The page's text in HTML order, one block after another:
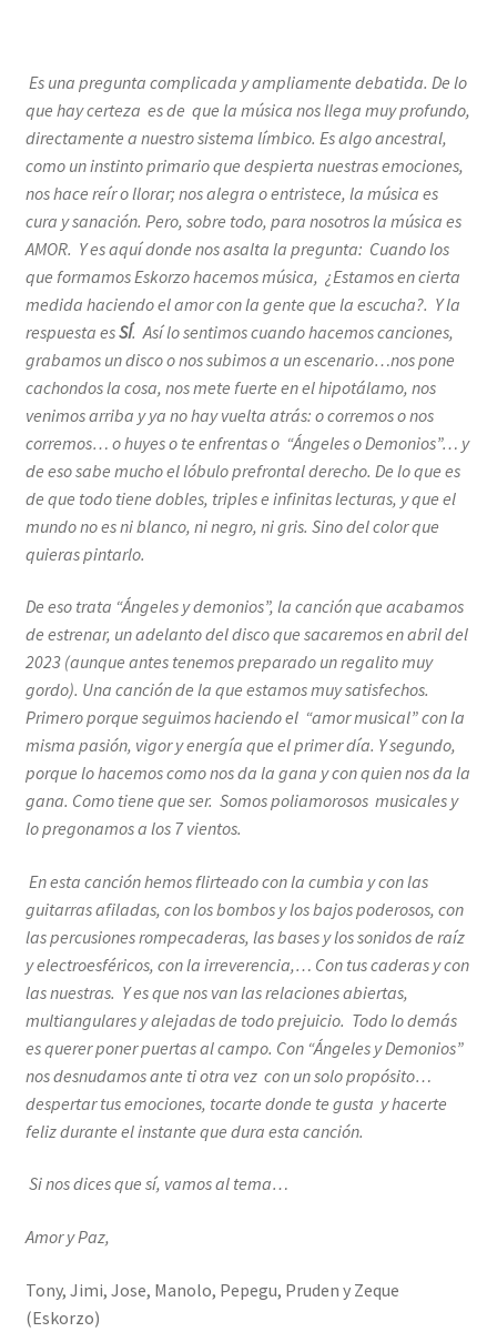
Es una pregunta complicada y ampliamente debatida. De lo
que hay certeza es de que la música nos llega muy profundo,
directamente a nuestro sistema límbico. Es algo ancestral,
como un instinto primario que despierta nuestras emociones,
nos hace reír o llorar; nos alegra o entristece, la música es
cura y sanación. Pero, sobre todo, para nosotros la música es
AMOR. Y es aquí donde nos asalta la pregunta: Cuando los
que formamos Eskorzo hacemos música, ¿Estamos en cierta
medida haciendo el amor con la gente que la escucha?. Y la
respuesta esSÍ. Así lo sentimos cuando hacemos canciones,
grabamos un disco o nos subimos a un escenario…nos pone
cachondos la cosa, nos mete fuerte en el hipotálamo, nos
venimos arriba y ya no hay vuelta atrás: o corremos o nos
corremos… o huyes o te enfrentas o “Ángeles o Demonios”… y
de eso sabe mucho el lóbulo prefrontal derecho. De lo que es
de que todo tiene dobles, triples e infinitas lecturas, y que el
mundo no es ni blanco, ni negro, ni gris. Sino del color que
quieras pintarlo.
De eso trata “Ángeles y demonios”, la canción que acabamos
de estrenar, un adelanto del disco que sacaremos en abril del
2023 (aunque antes tenemos preparado un regalito muy
gordo). Una canción de la que estamos muy satisfechos.
Primero porque seguimos haciendo el “amor musical” con la
misma pasión, vigor y energía que el primer día. Y segundo,
porque lo hacemos como nos da la gana y con quien nos da la
gana. Como tiene que ser. Somos poliamorosos musicales y
lo pregonamos a los 7 vientos.
En esta canción hemos flirteado con la cumbia y con las
guitarras afiladas, con los bombos y los bajos poderosos, con
las percusiones rompecaderas, las bases y los sonidos de raíz
y electroesféricos, con la irreverencia,… Con tus caderas y con
las nuestras. Y es que nos van las relaciones abiertas,
multiangulares y alejadas de todo prejuicio. Todo lo demás
es querer poner puertas al campo. Con “Ángeles y Demonios”
nos desnudamos ante ti otra vez con un solo propósito…
despertar tus emociones, tocarte donde te gusta y hacerte
feliz durante el instante que dura esta canción.
Si nos dices que sí, vamos al tema…
Amor y Paz,
Tony, Jimi, Jose, Manolo, Pepegu, Pruden y Zeque
(Eskorzo)